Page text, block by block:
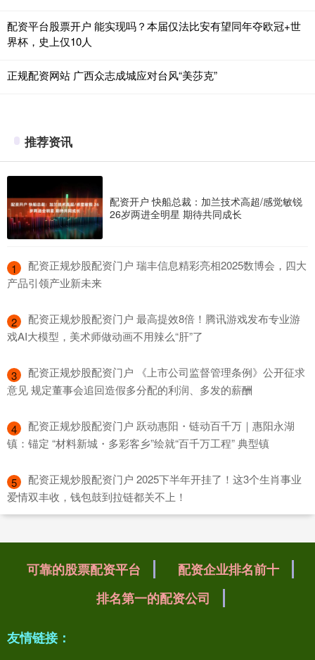
配资平台股票开户 能实现吗？本届仅法比安有望同年夺欧冠+世
界杯，史上仅10人
正规配资网站 广西众志成城应对台风“美莎克”
推荐资讯
配资开户 快船总裁：加兰技术高超/感觉敏锐
26岁两进全明星 期待共同成长
1
​配资正规炒股配资门户 瑞丰信息精彩亮相2025数博会，四大
产品引领产业新未来
2
​配资正规炒股配资门户 最高提效8倍！腾讯游戏发布专业游
戏AI大模型，美术师做动画不用辣么“肝”了
3
​配资正规炒股配资门户 《上市公司监督管理条例》公开征求
意见 规定董事会追回造假多分配的利润、多发的薪酬
4
​配资正规炒股配资门户 跃动惠阳・链动百千万｜惠阳永湖
镇：锚定 “材料新城・多彩客乡”绘就“百千万工程” 典型镇
5
​配资正规炒股配资门户 2025下半年开挂了！这3个生肖事业
爱情双丰收，钱包鼓到拉链都关不上！
可靠的股票配资平台
配资企业排名前十
排名第一的配资公司
友情链接：